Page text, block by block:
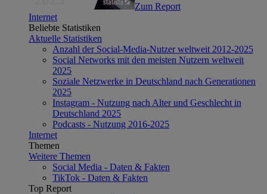
Zum Report
Internet
Beliebte Statistiken
Aktuelle Statistiken
Anzahl der Social-Media-Nutzer weltweit 2012-2025
Social Networks mit den meisten Nutzern weltweit
2025
Soziale Netzwerke in Deutschland nach Generationen
2025
Instagram - Nutzung nach Alter und Geschlecht in
Deutschland 2025
Podcasts - Nutzung 2016-2025
Internet
Themen
Weitere Themen
Social Media - Daten & Fakten
TikTok - Daten & Fakten
Top Report